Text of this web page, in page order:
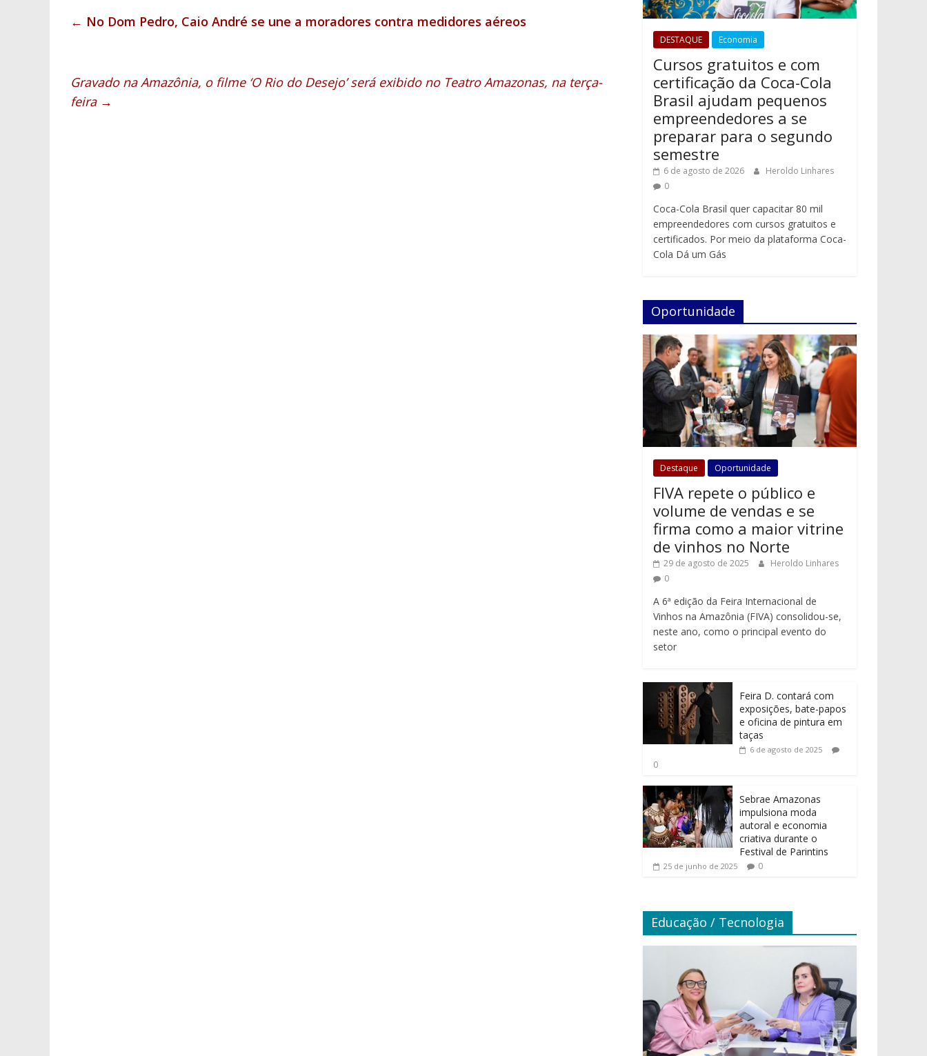
← No Dom Pedro, Caio André se une a moradores contra medidores aéreos
Gravado na Amazônia, o filme ‘O Rio do Desejo’ será exibido no Teatro Amazonas, na terça-
feira →
DESTAQUE Economia
Cursos gratuitos e com
certificação da Coca-Cola
Brasil ajudam pequenos
empreendedores a se
preparar para o segundo
semestre
6 de agosto de 2026
Heroldo Linhares
0
Coca-Cola Brasil quer capacitar 80 mil
empreendedores com cursos gratuitos e
certificados. Por meio da plataforma Coca-
Cola Dá um Gás
Oportunidade
Destaque Oportunidade
FIVA repete o público e
volume de vendas e se
firma como a maior vitrine
de vinhos no Norte
29 de agosto de 2025
Heroldo Linhares
0
A 6ª edição da Feira Internacional de
Vinhos na Amazônia (FIVA) consolidou-se,
neste ano, como o principal evento do
setor
Feira D. contará com
exposições, bate-papos
e oficina de pintura em
taças
6 de agosto de 2025
0
Sebrae Amazonas
impulsiona moda
autoral e economia
criativa durante o
Festival de Parintins
25 de junho de 2025 0
Educação / Tecnologia